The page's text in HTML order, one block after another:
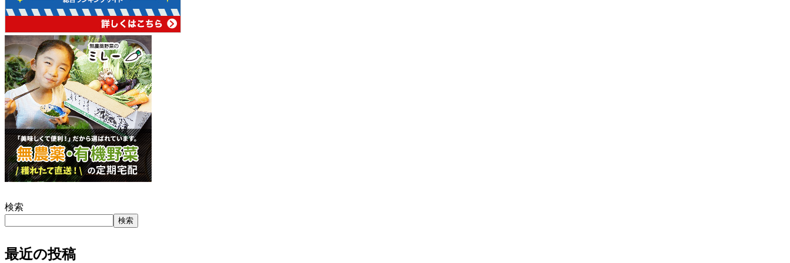
検索
検索
最近の投稿